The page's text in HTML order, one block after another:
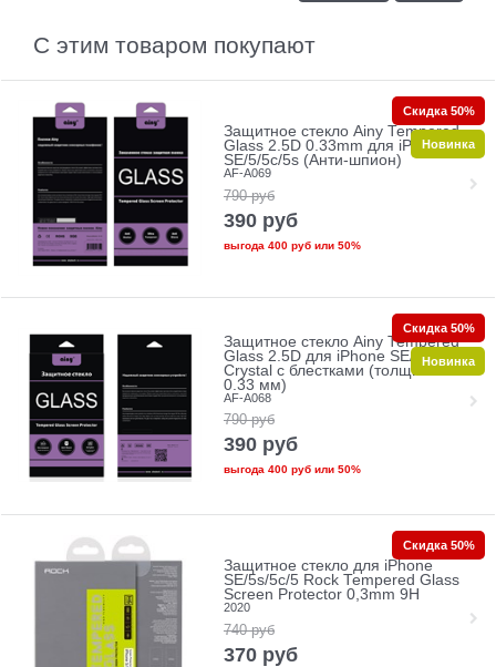
С этим товаром покупают
Защитное стекло Ainy Tempered
Glass 2.5D 0.33mm для iPhone
SE/5/5c/5s (Анти-шпион)
AF-A069
790 руб
390 руб
выгода 400 рубили 50%
Скидка 50%
Новинка
Защитное стекло Ainy Tempered
Glass 2.5D для iPhone SE/5/5c/5s
Crystal с блестками (толщина
0.33 мм)
AF-A068
790 руб
390 руб
выгода 400 рубили 50%
Скидка 50%
Новинка
Защитное стекло для iPhone
SE/5s/5с/5 Rock Tempered Glass
Screen Protector 0,3mm 9H
2020
740 руб
370 руб
Скидка 50%